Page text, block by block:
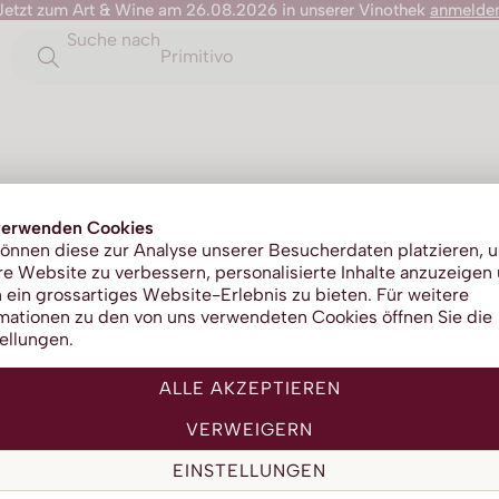
Cookies
diese zur Analyse unserer Besucherdaten platzieren,
Website zu verbessern, personalisierte Inhalte anzuzeigen
ein grossartiges Website-Erlebnis zu bieten. Für weitere
zu den von uns verwendeten Cookies öffnen Sie die
ALLE AKZEPTIEREN
VERWEIGERN
EINSTELLUNGEN
zum Art & Wine am 26.08.2026 in unserer Vinothek
Suche nach
Primitivo
Alle anzeigen A B
I J K L